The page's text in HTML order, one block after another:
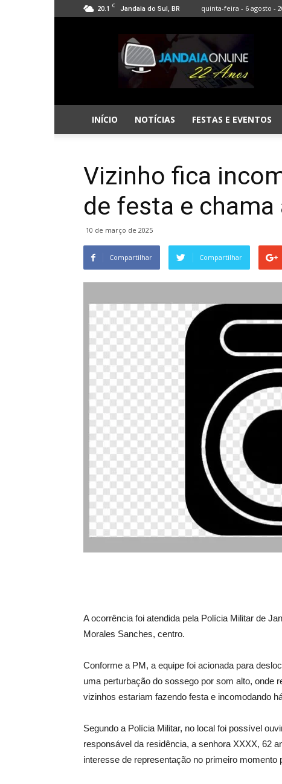
20.1 C Jandaia do Sul, BR quinta-feira - 6 agosto -
Jandaia
Online
INÍCIO NOTÍCIAS FESTAS E EVENTOS
Vizinho fica
de festa e chama
10 de março de 2025
Compartilhar Compartilhar
A ocorrência foi atendida pela Polícia Militar de
Morales Sanches, centro.
Conforme a PM, a equipe foi acionada para
uma perturbação do sossego por som alto, onde
vizinhos estariam fazendo festa e incomodando
Segundo a Polícia Militar, no local foi possível
responsável da residência, a senhora XXXX, 62
interesse de representação no primeiro